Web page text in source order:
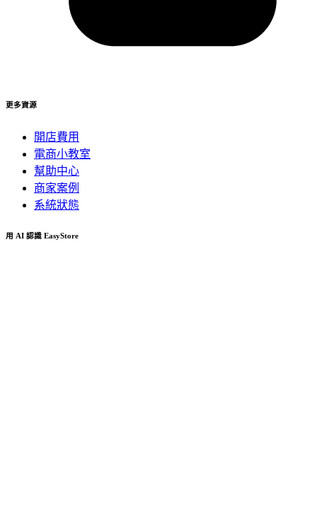
更多資源
開店費用
電商小教室
幫助中心
商家案例
系統狀態
用 AI 認識 EasyStore